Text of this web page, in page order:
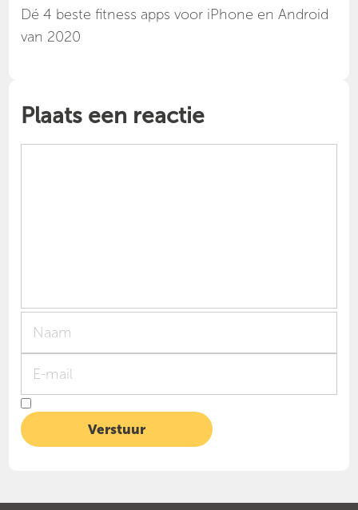
Dé 4 beste fitness apps voor iPhone en Android
van 2020
Plaats een reactie